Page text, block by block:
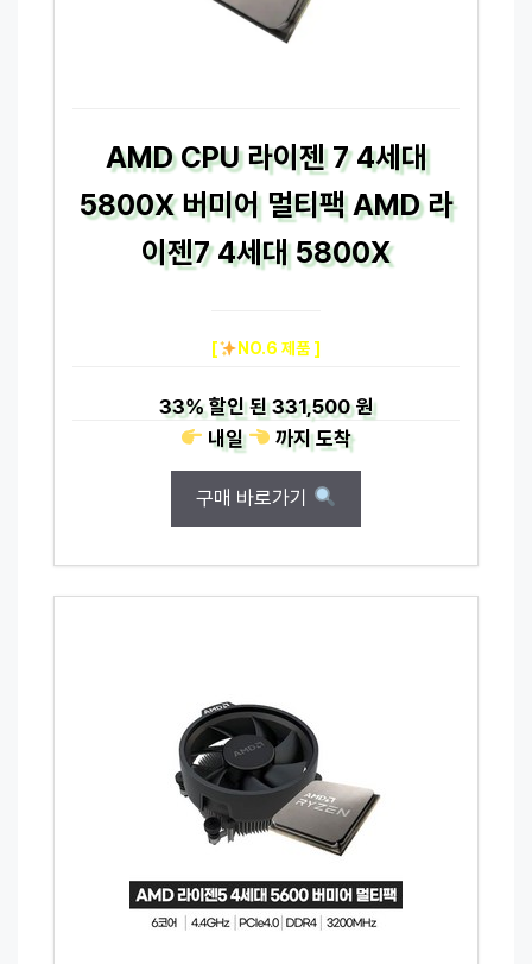
AMD CPU 라이젠 7 4세대
5800X 버미어 멀티팩 AMD 라
이젠7 4세대 5800X
[ NO.6 제품 ]
33%할인 된331,500 원
내일
까지도착
구매 바로가기